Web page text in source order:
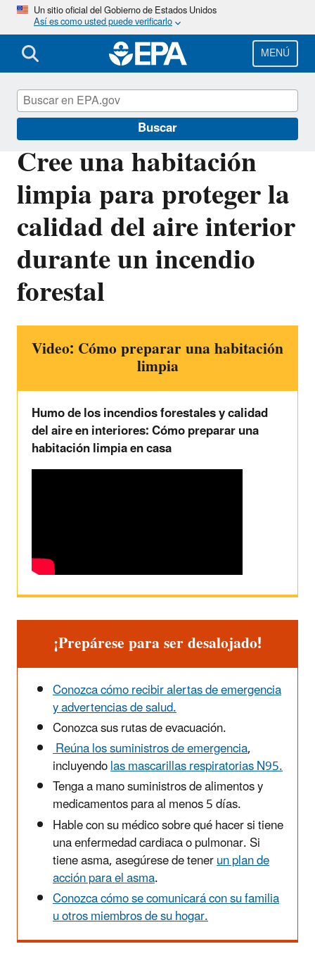
Pasar
al
contenido
principal
Un sitio oficial del Gobierno de Estados Unidos
Así es como usted puede verificarlo
MENÚ
Buscar
Cree una habitación
limpia para proteger la
calidad del aire interior
durante un incendio
forestal
Video: Cómo preparar una habitación
limpia
Humo de los incendios forestales y calidad
del aire en interiores: Cómo preparar una
habitación limpia en casa
¡Prepárese para ser desalojado!
Conozca cómo recibir alertas de emergencia
y advertencias de salud.
Conozca sus rutas de evacuación.
Reúna los suministros de emergencia,
incluyendolas mascarillas respiratorias N95.
Tenga a mano suministros de alimentos y
medicamentos para al menos 5 días.
Hable con su médico sobre qué hacer si tiene
una enfermedad cardiaca o pulmonar. Si
tiene asma, asegúrese de tenerun plan de
acción para el asma.
Conozca cómo se comunicará con su familia
u otros miembros de su hogar.
Calidad del aire interior